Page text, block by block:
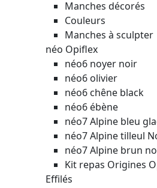
Manches décorés
Couleurs
Manches à sculpter
néo Opiflex
néo6 noyer noir
néo6 olivier
néo6 chêne black
néo6 ébène
néo7 Alpine bleu
néo7 Alpine tilleul
néo7 Alpine brun
Kit repas Origines
Effilés